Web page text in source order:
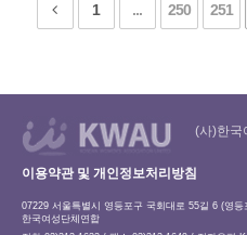
1 ... 250 251
(사)한국
이용약관 및 개인정보처리방침
07229 서울특별시 영등포구 국회대로 55길 6 (영
한국여성단체연합